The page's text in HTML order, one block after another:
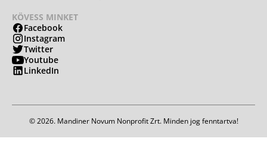
KÖVESS MINKET
Facebook
Instagram
Twitter
Youtube
LinkedIn
© 2026. Mandiner Novum Nonprofit Zrt. Minden jog fenntartva!